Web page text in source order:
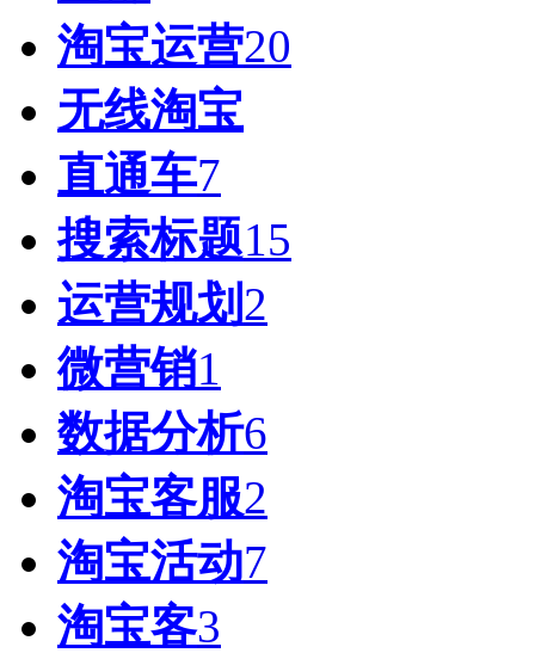
淘宝运营20
无线淘宝
直通车7
搜索标题15
运营规划 2
微营销1
数据分析6
淘宝客服2
淘宝活动7
淘宝客3